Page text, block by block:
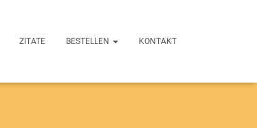
ZITATE BESTELLEN KONTAKT